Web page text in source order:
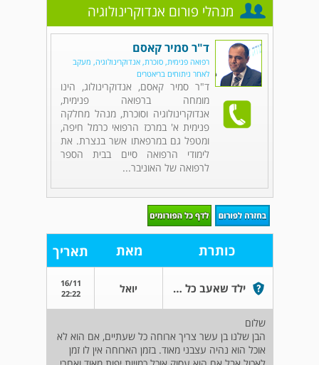
מנהלי פורום אנדוקרינולוגיה
ד"ר סמיר קאסם
רפואה פנימית, סוכרת, אנדוקרינולוגיה, מעקב
לאחר ניתוחים בריאטרים
ד"ר סמיר קאסם, אנדוקרינולוג, הינו
מומחה ברפואה פנימית,
אנדוקרינולוגיה וסוכרת, מנהל מחלקה
פנימית א' במרכז הרפואי כרמל חיפה,
ומטפל גם במרפאתו אשר בנצרת. את
לימודי הרפואה סיים בבית הספר
לרפואה של האוניבר...
כותרת מאת תאריך
ילד שאעב כל הזמן יואל
16/11
22:22
שלום
הבן שלנו בן עשר צריך ארוחה כל שעתיים, אם הוא לא
אוכל הוא נהיה עצבני מאוד. בזמן הארוחה אין לו זמן